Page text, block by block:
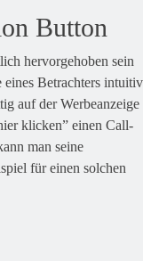
Button
hervorgehoben sein
eines Betrachters intuitiv
auf der Werbeanzeige
klicken” einen Call-
man seine
für einen solchen